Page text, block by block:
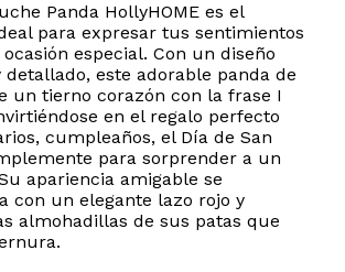
Panda HollyHOME es el
para expresar tus sentimientos
especial. Con un diseño
este adorable panda de
un tierno corazón con la frase I
en el regalo perfecto
cumpleaños, el Día de San
para sorprender a un
apariencia amigable se
con un elegante lazo rojo y
almohadillas de sus patas que